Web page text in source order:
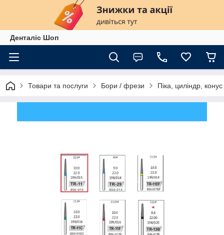
Денталіс Шоп
Товари та послуги Бори / фрези Піка, циліндр,